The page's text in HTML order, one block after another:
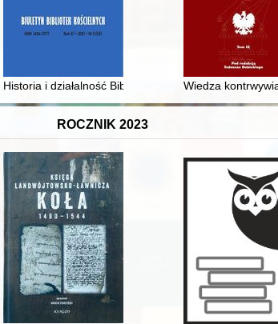
nauczycieli kierowanych do pracy wśród Polonii i
Historia i działalność Biblioteki Sióstr Loretanek w
Wiedza
ROCZNIK 2023